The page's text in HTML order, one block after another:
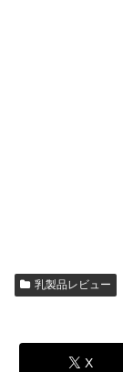
乳製品レビュー
X